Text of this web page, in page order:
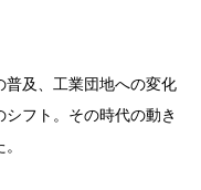
及、工業団地への変化
フト。その時代の動き